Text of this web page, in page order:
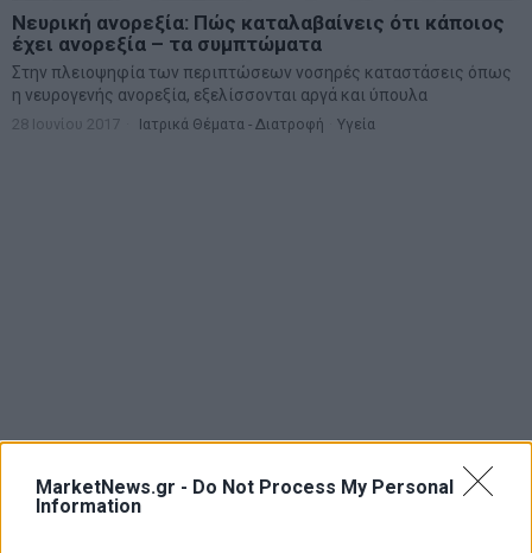
MarketNews.gr - Do Not Process My Personal
Information
Νευρική ανορεξία: Πώς καταλαβαίνεις ότι κάποιος
έχει ανορεξία – τα συμπτώματα
Στην πλειοψηφία των περιπτώσεων νοσηρές καταστάσεις όπως
η νευρογενής ανορεξία, εξελίσσονται αργά και ύπουλα
28 Ιουνίου 2017 Ιατρικά Θέματα - Διατροφή Υγεία